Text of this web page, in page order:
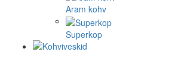
Aram kohv
Superkop